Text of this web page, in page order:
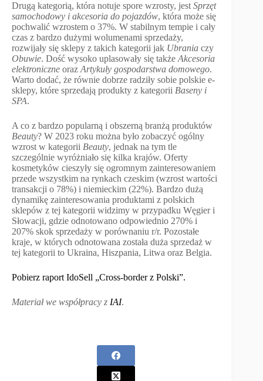
Drugą kategorią, która notuje spore wzrosty, jest Sprzęt
samochodowy i akcesoria do pojazdów, która może się
pochwalić wzrostem o 37%. W stabilnym tempie i cały
czas z bardzo dużymi wolumenami sprzedaży,
rozwijały się sklepy z takich kategorii jak Ubrania czy
Obuwie. Dość wysoko uplasowały się także Akcesoria
elektroniczne oraz Artykuły gospodarstwa domowego.
Warto dodać, że równie dobrze radziły sobie polskie e-
sklepy, które sprzedają produkty z kategorii Baseny i
SPA.
A co z bardzo popularną i obszerną branżą produktów
Beauty? W 2023 roku można było zobaczyć ogólny
wzrost w kategorii Beauty, jednak na tym tle
szczególnie wyróżniało się kilka krajów. Oferty
kosmetyków cieszyły się ogromnym zainteresowaniem
przede wszystkim na rynkach czeskim (wzrost wartości
transakcji o 78%) i niemieckim (22%). Bardzo dużą
dynamikę zainteresowania produktami z polskich
sklepów z tej kategorii widzimy w przypadku Węgier i
Słowacji, gdzie odnotowano odpowiednio 270% i
207% skok sprzedaży w porównaniu r/r. Pozostałe
kraje, w których odnotowana została duża sprzedaż w
tej kategorii to Ukraina, Hiszpania, Litwa oraz Belgia.
Pobierz raport IdoSell „Cross-border z Polski”.
Materiał we współpracy z IAI.